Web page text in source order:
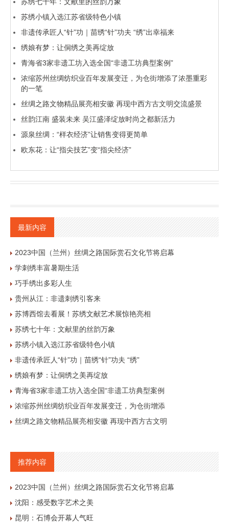
苏绣七十年：文献里的丝韵万象
苏绣小镇入选江苏省级特色小镇
非遗传承匠人“针”功｜苗绣“针”功夫 “绣”出幸福来
绣娘有梦：让侗绣之美再绽放
青海省3家非遗工坊入选全国“非遗工坊典型案例”
浓缩苏州丝绸纺织业百年发展变迁，为仓街增添了浓墨重彩
的一笔
丝绸之路文物精品展亮相安徽 再现中西方古文明交流盛景
丝韵江南 盛装未来 吴江盛泽绽放时尚之都新活力
源泉丝绸：“样衣经济”让销售变得更简单
欧东花：让“指尖技艺”变“指尖经济”
最新内容
2023中国（兰州）丝绸之路国际赏石文化节将启幕
学刺绣丰富暑期生活
巧手绣出多彩人生
贵州从江：非遗刺绣引客来
苏博西馆去看展！苏绣文献艺术展惊艳亮相
苏绣七十年：文献里的丝韵万象
苏绣小镇入选江苏省级特色小镇
非遗传承匠人“针”功｜苗绣“针”功夫 “绣”
绣娘有梦：让侗绣之美再绽放
青海省3家非遗工坊入选全国“非遗工坊典型案例
浓缩苏州丝绸纺织业百年发展变迁，为仓街增添
丝绸之路文物精品展亮相安徽 再现中西方古文明
推荐内容
2023中国（兰州）丝绸之路国际赏石文化节将启幕
沈阳：感受数字艺术之美
昆明：石博会开幕人气旺